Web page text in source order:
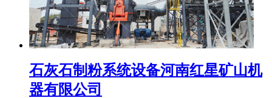
石灰石制粉系统设备河南红星矿山机
器有限公司